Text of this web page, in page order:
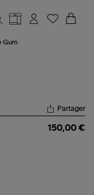
Gum
Partager
150,00 €